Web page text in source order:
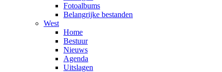
Fotoalbums
Belangrijke bestanden
West
Home
Bestuur
Nieuws
Agenda
Uitslagen